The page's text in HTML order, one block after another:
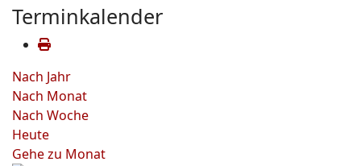
Terminkalender
Nach Jahr
Nach Monat
Nach Woche
Heute
Gehe zu Monat